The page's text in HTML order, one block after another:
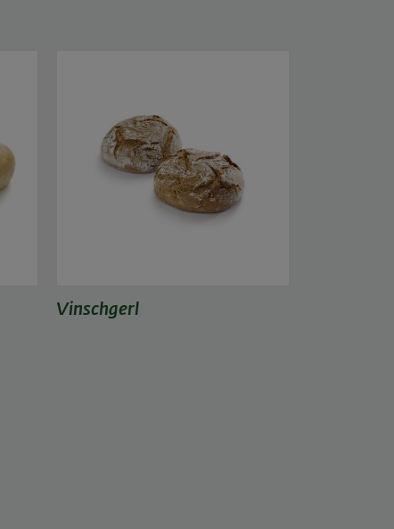
Vinschgerl